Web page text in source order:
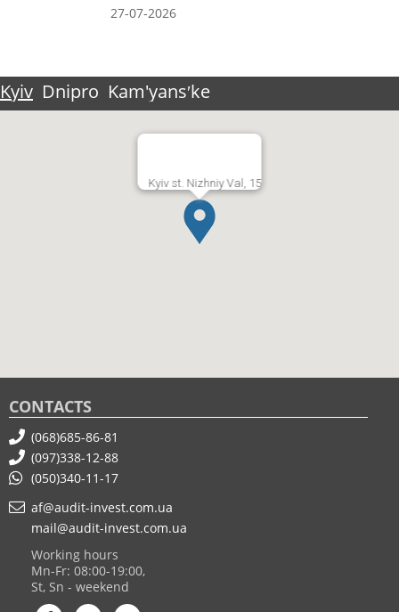
27-07-2026
Kyiv Dnipro Kam'yansʹke
Kyiv st. Nizhniy Val, 15
CONTACTS
(068)685-86-81
(097)338-12-88
(050)340-11-17
af@audit-invest.com.ua
mail@audit-invest.com.ua
Working hours
Mn-Fr: 08:00-19:00,
St, Sn - weekend